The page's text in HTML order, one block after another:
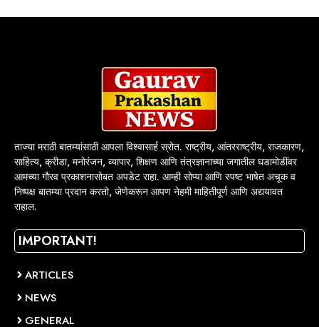
ताज्या मराठी बातम्यांसाठी आपला विश्वासार्ह स्रोत. राष्ट्रीय, आंतरराष्ट्रीय, राजकारण,
साहित्य, क्रीडा, मनोरंजन, व्यापार, शिक्षण आणि तंत्रज्ञानाच्या जगातील घडामोडींवर
आमच्या गौरव प्रकाशनासोबत अपडेट राहा. आम्ही सोप्या आणि स्पष्ट भाषेत अचूक व
निष्पक्ष बातम्या प्रदान करतो, जेणेकरून आपण नेहमी माहितीपूर्ण आणि अद्ययावत
राहाल.
IMPORTANT!
ARTICLES
NEWS
GENERAL